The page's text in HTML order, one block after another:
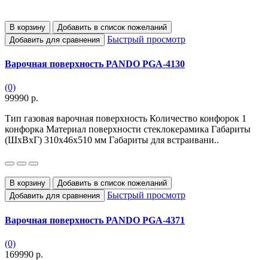
В корзину
Добавить в список пожеланий
Добавить для сравнения
Быстрый просмотр
Варочная поверхность PANDO PGA-4130
(0)
99990 р.
Тип газовая варочная поверхность Количество конфорок 1
конфорка Материал поверхности стеклокерамика Габариты
(ШхВхГ) 310х46х510 мм Габариты для встраивани..
В корзину
Добавить в список пожеланий
Добавить для сравнения
Быстрый просмотр
Варочная поверхность PANDO PGA-4371
(0)
169990 р.